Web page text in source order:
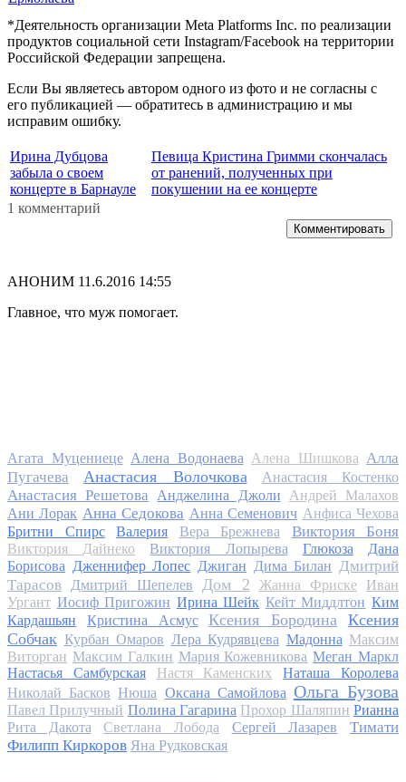
*Деятельность организации Meta Platforms Inc. по реализации
продуктов социальной сети Instagram/Facebook на территории
Российской Федерации запрещена.
Если Вы являетесь автором одного из фото и не согласны с
его публикацией — обратитесь в администрацию и мы
исправим ошибку.
Ирина Дубцова
забыла о своем
концерте в Барнауле
Певица Кристина Гримми скончалась
от ранений, полученных при
покушении на ее концерте
1 комментарий
Комментировать
АНОНИМ 11.6.2016 14:55
Главное, что муж помогает.
Агата Муцениеце Алена Водонаева Алена Шишкова Алла
Пугачева
Анастасия Волочкова Анастасия Костенко
Анастасия Решетова Анджелина Джоли Андрей Малахов
Ани Лорак Анна Седокова Анна Семенович Анфиса Чехова
Бритни Спирс
Валерия Вера Брежнева Виктория Боня
Виктория Дайнеко Виктория Лопырева Глюкоза
Дана
Борисова Дженнифер Лопес Джиган Дима Билан Дмитрий
Тарасов Дмитрий Шепелев Дом 2 Жанна Фриске
Иван
Ургант Иосиф Пригожин Ирина Шейк Кейт Миддлтон Ким
Кардашьян
Кристина Асмус Ксения Бородина
Ксения
Собчак Курбан Омаров Лера Кудрявцева Мадонна Максим
Виторган Максим Галкин Мария Кожевникова Меган Маркл
Настасья Самбурская
Настя Каменских
Наташа Королева
Николай Басков Нюша Оксана Самойлова Ольга Бузова
Павел Прилучный Полина Гагарина Прохор Шаляпин Рианна
Рита Дакота
Светлана Лобода Сергей Лазарев
Тимати
Филипп Киркоров Яна Рудковская